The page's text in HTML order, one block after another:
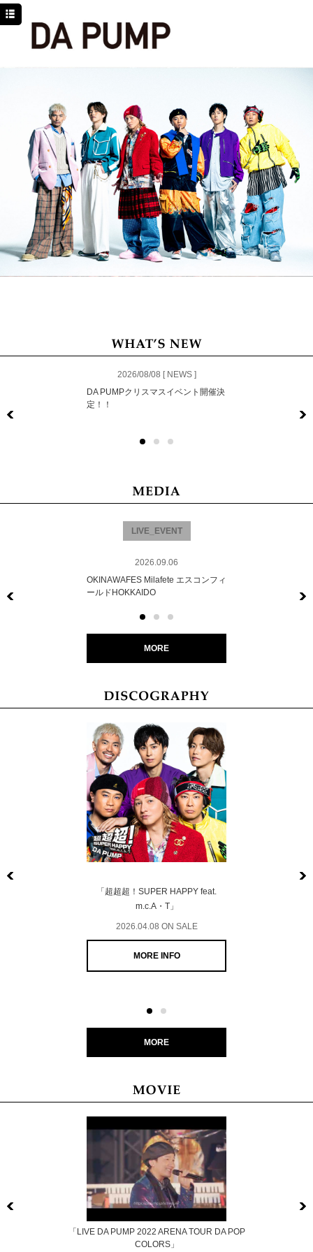
2026/08/08 [ NEWS ]
DA PUMPクリスマスイベント開催決
定！！
LIVE_EVENT
2026.09.06
OKINAWAFES Milafete エスコンフィ
ールドHOKKAIDO
MORE
「超超超！SUPER HAPPY feat.
m.c.A・T」
2026.04.08 ON SALE
MORE INFO
MORE
「LIVE DA PUMP 2022 ARENA TOUR DA POP
COLORS」
NEWS
PROFILE
MOVIE
LINE
YouTube
BLOG
Facebook
Twitter
DPC